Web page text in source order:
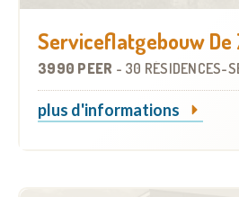
Serviceflatgebouw De
3990 PEER - 30 RÉSIDENCES-
plus d'informations